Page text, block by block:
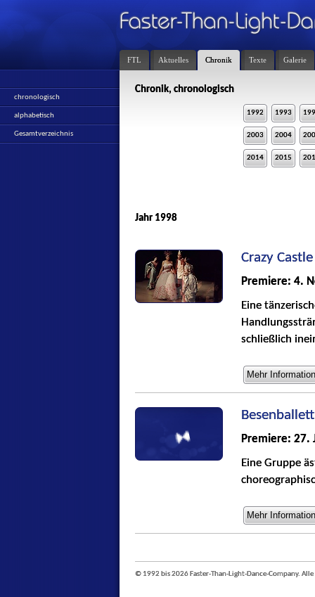
FTL Aktuelles Chronik Texte Galerie
chronologisch
alphabetisch
Gesamtverzeichnis
Chronik, chronologisch
1992 1993
2003 2004
2014 2015
Jahr 1998
Crazy Castle
Premiere: 4.
Eine
schließlich
Besenballett
Premiere: 27.
Eine Gruppe
© 1992 bis 2026 Faster-Than-Light-Dance-Company.